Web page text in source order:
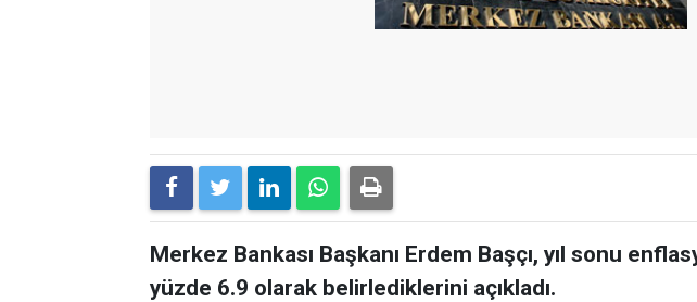
Merkez Bankası Başkanı Erdem Başçı, yıl sonu
yüzde 6.9 olarak belirlediklerini açıkladı.